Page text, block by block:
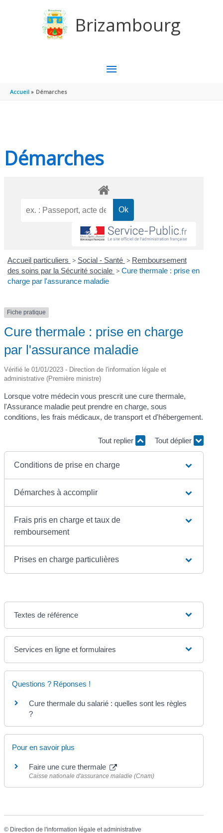
Brizambourg
MENU
Accueil Démarches
Démarches
Accueil particuliers > Social - Santé > Remboursement
des soins par la Sécurité sociale > Cure thermale : prise en
charge par l'assurance maladie
Fiche pratique
Cure thermale : prise en charge
par l'assurance maladie
Vérifié le 01/01/2023 - Direction de l'information légale et
administrative (Première ministre)
Lorsque votre médecin vous prescrit une cure thermale,
l'Assurance maladie peut prendre en charge, sous
conditions, les frais médicaux, de transport et d'hébergement.
Tout replier Tout déplier
Conditions de prise en charge
Démarches à accomplir
Frais pris en charge et taux de
remboursement
Prises en charge particulières
Textes de référence
Services en ligne et formulaires
Questions ? Réponses !
Cure thermale du salarié : quelles sont les règles
?
Pour en savoir plus
Faire une cure thermale
Caisse nationale d'assurance maladie (Cnam)
© Direction de l'information légale et administrative